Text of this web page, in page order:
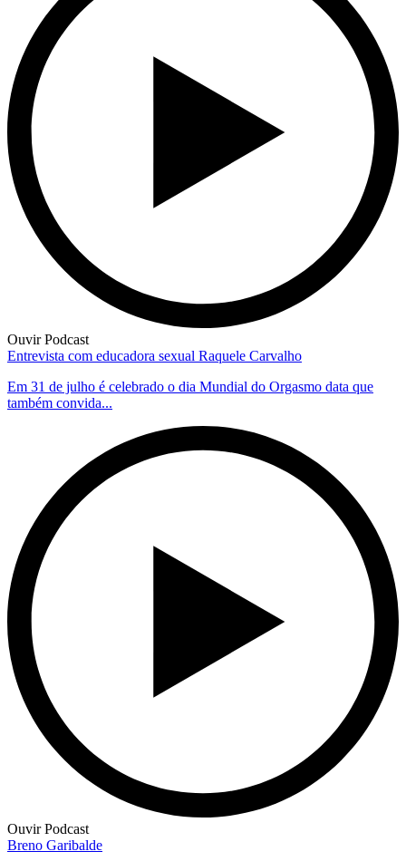
Ouvir Podcast
Entrevista com educadora sexual Raquele Carvalho
Em 31 de julho é celebrado o dia Mundial do Orgasmo data que
também convida...
Ouvir Podcast
Breno Garibalde